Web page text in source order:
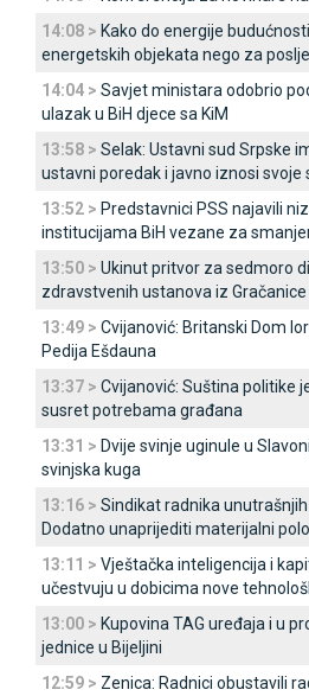
14:08 > Kako do energije
energetskih objekata nego za
14:04 > Savjet ministara odobrio
ulazak u BiH djece sa KiM
13:58 > Selak: Ustavni sud Srpske
ustavni poredak i javno iznosi svoje
13:52 > Predstavnici PSS najavili
institucijama BiH vezane za
13:50 > Ukinut pritvor za sedmoro
zdravstvenih ustanova iz Gračanice
13:49 > Cvijanović: Britanski Dom
Pedija Ešdauna
13:37 > Cvijanović: Suština politike
susret potrebama građana
13:31 > Dvije svinje uginule u
svinjska kuga
13:16 > Sindikat radnika
Dodatno unaprijediti materijalni
13:11 > Vještačka inteligencija i
učestvuju u dobicima nove
13:00 > Kupovina TAG uređaja i u
jednice u Bijeljini
12:59 > Zenica: Radnici obustavili